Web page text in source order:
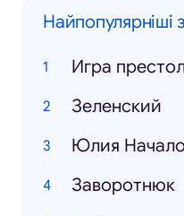
Найпопулярніші
Зеленский
Юлия
Заворотнюк